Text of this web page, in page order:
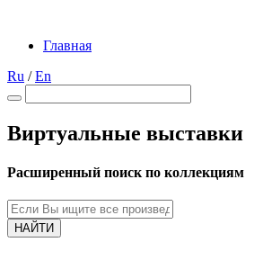
Главная
Ru /En
Виртуальные выставки
Расширенный поиск по коллекциям
НАЙТИ